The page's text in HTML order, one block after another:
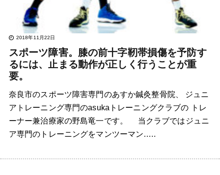
2018年11月22日
スポーツ障害。膝の前十字靭帯損傷を予防す
るには、止まる動作が正しく行うことが重
要。
奈良市のスポーツ障害専門のあすか鍼灸整骨院、 ジュニ
アトレーニング専門のasukaトレーニングクラブの トレ
ーナー兼治療家の野島竜一です。 当クラブではジュニ
ア専門のトレーニングをマンツーマン…..